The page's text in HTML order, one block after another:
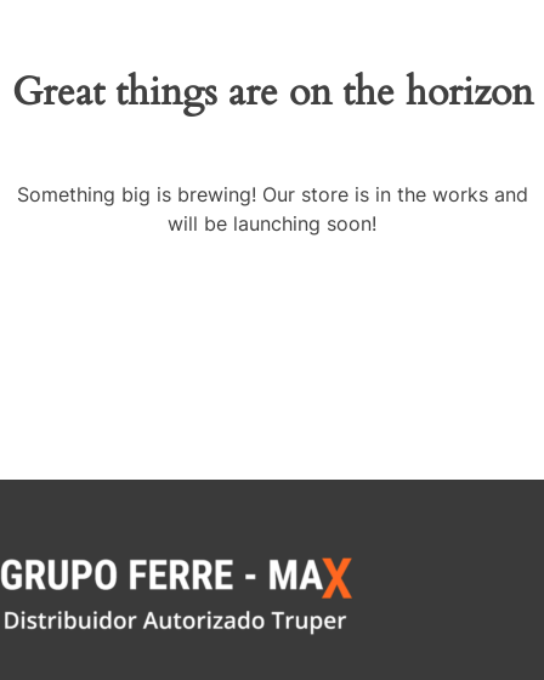
Great things are on the horizon
Something big is brewing! Our store is in the works and
will be launching soon!